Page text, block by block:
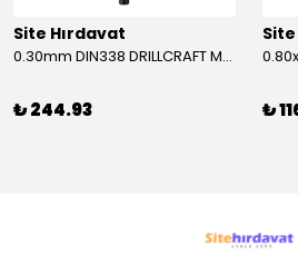
Site Hırdavat
0.30mm DIN338 DRILLCRAFT MATKAP UCU HSS 10 Adet
₺ 244.93 ₺